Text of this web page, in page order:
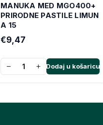
MANUKA MED MGO400+
PRIRODNE PASTILE LIMUN
A 15
€9,47
− + Dodaj u košaricu